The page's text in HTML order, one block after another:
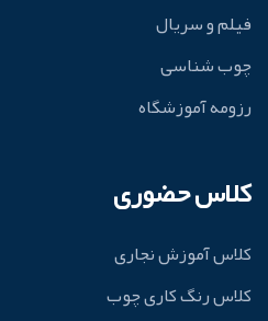
فیلم و سریال
چوب شناسی
رزومه آموزشگاه
کلاس حضوری
کلاس آموزش نجاری
کلاس رنگ کاری چوب